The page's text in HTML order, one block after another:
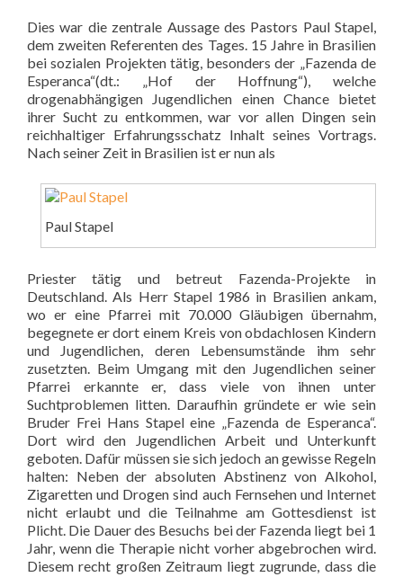
Dies war die zentrale Aussage des Pastors Paul Stapel,
dem zweiten Referenten des Tages. 15 Jahre in Brasilien
bei sozialen Projekten tätig, besonders der „Fazenda de
Esperanca“(dt.: „Hof der Hoffnung“), welche
drogenabhängigen Jugendlichen einen Chance bietet
ihrer Sucht zu entkommen, war vor allen Dingen sein
reichhaltiger Erfahrungsschatz Inhalt seines Vortrags.
Nach seiner Zeit in Brasilien ist er nun als
Paul Stapel
Priester tätig und betreut Fazenda-Projekte in
Deutschland. Als Herr Stapel 1986 in Brasilien ankam,
wo er eine Pfarrei mit 70.000 Gläubigen übernahm,
begegnete er dort einem Kreis von obdachlosen Kindern
und Jugendlichen, deren Lebensumstände ihm sehr
zusetzten. Beim Umgang mit den Jugendlichen seiner
Pfarrei erkannte er, dass viele von ihnen unter
Suchtproblemen litten. Daraufhin gründete er wie sein
Bruder Frei Hans Stapel eine „Fazenda de Esperanca“.
Dort wird den Jugendlichen Arbeit und Unterkunft
geboten. Dafür müssen sie sich jedoch an gewisse Regeln
halten: Neben der absoluten Abstinenz von Alkohol,
Zigaretten und Drogen sind auch Fernsehen und Internet
nicht erlaubt und die Teilnahme am Gottesdienst ist
Plicht. Die Dauer des Besuchs bei der Fazenda liegt bei 1
Jahr, wenn die Therapie nicht vorher abgebrochen wird.
Diesem recht großen Zeitraum liegt zugrunde, dass die